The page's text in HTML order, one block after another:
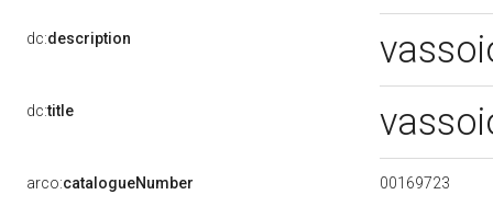
dc:description
dc:title
arco:catalogueNumber 00169723